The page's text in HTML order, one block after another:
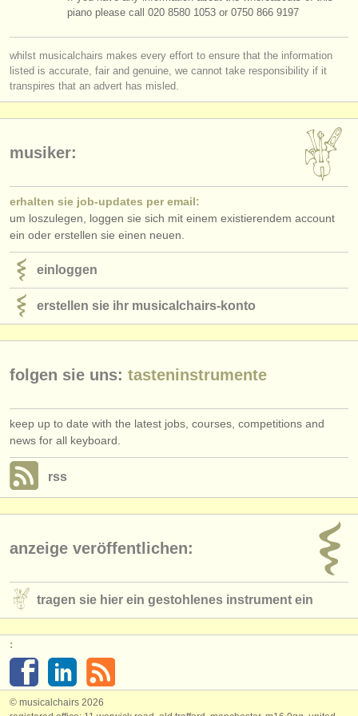
piano please call 020 8580 1053 or 0750 866 9197
whilst musicalchairs makes every effort to ensure that the information
listed is accurate, fair and genuine, we cannot take responsibility if it
transpires that an advert has misled.
musiker:
erhalten sie job-updates per email:
um loszulegen, loggen sie sich mit einem existierendem account
ein oder erstellen sie einen neuen.
einloggen
erstellen sie ihr musicalchairs-konto
folgen sie uns: tasteninstrumente
keep up to date with the latest jobs, courses, competitions and
news for all keyboard.
rss
anzeige veröffentlichen:
tragen sie hier ein gestohlenes instrument ein
:
© musicalchairs 2026